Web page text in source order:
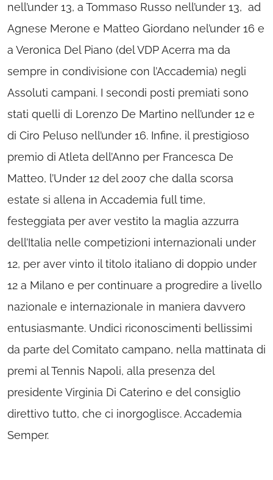
nell’under 13, a Tommaso Russo nell’under 13, ad
Agnese Merone e Matteo Giordano nel’under 16 e
a Veronica Del Piano (del VDP Acerra ma da
sempre in condivisione con l’Accademia) negli
Assoluti campani. I secondi posti premiati sono
stati quelli di Lorenzo De Martino nell’under 12 e
di Ciro Peluso nell’under 16. Infine, il prestigioso
premio di Atleta dell’Anno per Francesca De
Matteo, l’Under 12 del 2007 che dalla scorsa
estate si allena in Accademia full time,
festeggiata per aver vestito la maglia azzurra
dell’Italia nelle competizioni internazionali under
12, per aver vinto il titolo italiano di doppio under
12 a Milano e per continuare a progredire a livello
nazionale e internazionale in maniera davvero
entusiasmante. Undici riconoscimenti bellissimi
da parte del Comitato campano, nella mattinata di
premi al Tennis Napoli, alla presenza del
presidente Virginia Di Caterino e del consiglio
direttivo tutto, che ci inorgoglisce. Accademia
Semper.